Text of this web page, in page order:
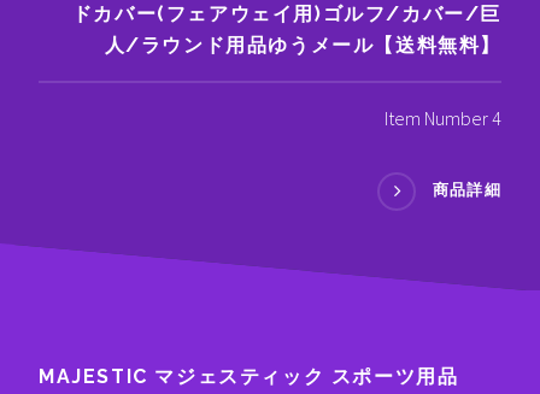
ドカバー(フェアウェイ用)ゴルフ/カバー/巨
人/ラウンド用品ゆうメール【送料無料】
Item Number 4
商品詳細
MAJESTIC マジェスティック スポーツ用品